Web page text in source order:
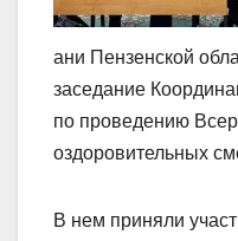
ани Пензенской
заседание
по проведению
оздоровительных
В нем приняли